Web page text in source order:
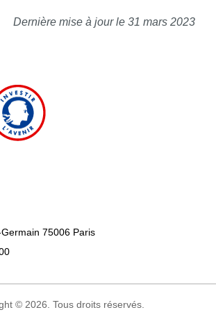
Dernière mise à jour le 31 mars 2023
75006 Paris
© 2026. Tous droits réservés.